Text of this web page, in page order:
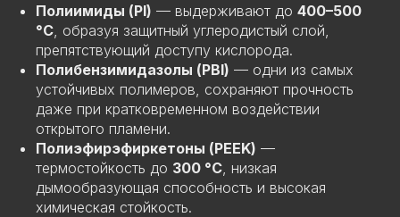
Полиимиды (PI) — выдерживают до 400–500
°C , образуя защитный углеродистый слой,
препятствующий доступу кислорода.
Полибензимидазолы (PBI) — одни из самых
устойчивых полимеров, сохраняют прочность
даже при кратковременном воздействии
открытого пламени.
Полиэфирэфиркетоны (PEEK) —
термостойкость до 300 °C , низкая
дымообразующая способность и высокая
химическая стойкость.